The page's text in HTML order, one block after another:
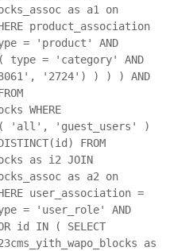
as a1 on
product_association
= 'product' AND
type = 'category' AND
'2724') ) ) ) AND
WHERE
( 'all', 'guest_users' )
FROM
as i2 JOIN
as a2 on
user_association =
= 'user_role' AND
id IN ( SELECT
as